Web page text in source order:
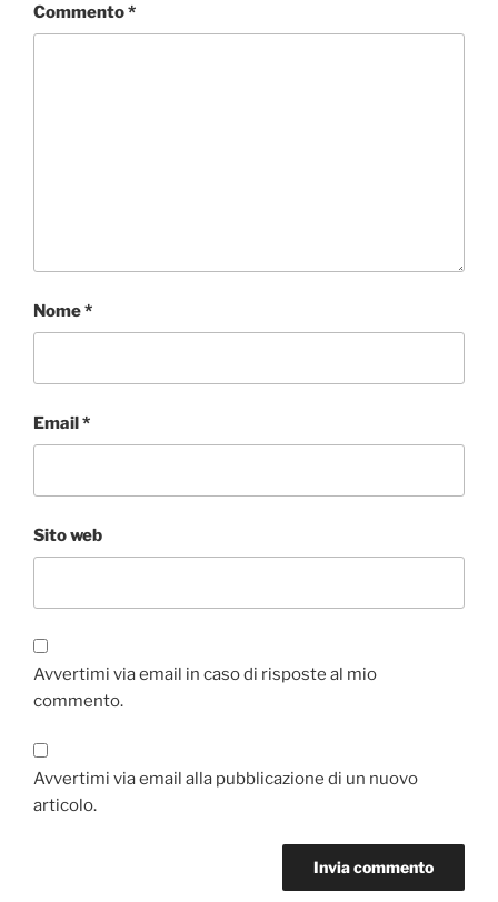
Commento*
Nome*
Email*
Sito web
Avvertimi via email in caso di risposte al mio
commento.
Avvertimi via email alla pubblicazione di un nuovo
articolo.